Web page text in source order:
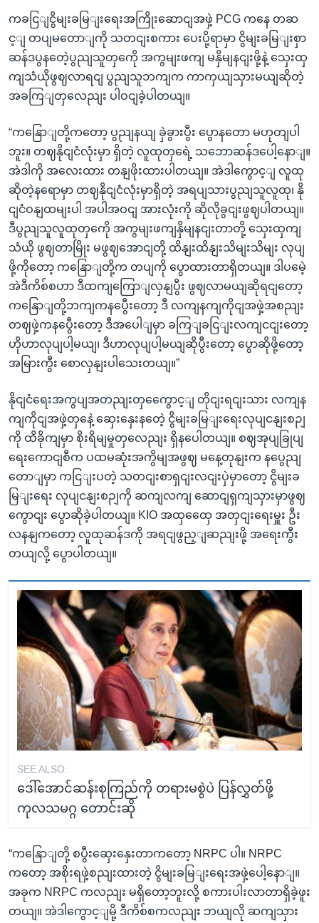
ကခငြျငွိမျးခမြျးရေးအကြိုးဆောငျအဖှဲ့ PCG ကနေ တဆ
င့ျ တပျမတောျကို သတငျးစကား ပေးပို့ရာမှာ ငွိမျးခမြျးစှာ
ဆန်ဒပွနတေဲ့ပွညျသူတှကေို အကွမျးဖကျ မနှိမျနငျးဖို့နဲ့ သှေးထှ
ကျသံယိုဖွဈလာရငျ ပွညျသူဘကျက ကာကှယျသှားမယျဆိုတဲ့
အခကြျတှလေညျး ပါဝငျခဲ့ပါတယျ။
“ကနြောျတို့ကတော့ ပွညျနယျ ခှဲခွားပွီး ပွောနတော မဟုတျပါ
ဘူး။ တဈနိုငျငံလုံးမှာ ရှိတဲ့ လူထုတှရေဲ့ သဘောဆန်ဒပေါ့နောျ။
အဲဒါကို အလေးထား တနျဖိုးထားပါတယျ။ အဲဒါကွောင့ျ လူထု
ဆိုတဲ့နရောမှာ တဈနိုငျငံလုံးမှာရှိတဲ့ အရပျသားပွညျသူလူထု၊ နို
ငျငံဝနျထမျးပါ အပါအဝငျ အားလုံးကို ဆိုလိုခွငျးဖွဈပါတယျ။
ဒီပွညျသူလူထုတှကေို အကွမျးဖကျနှိမျနငျးတာတို့ သှေးထှကျ
သံယို ဖွဈတာမြိုး မဖွဈအောငျတို့ ထိနျးထိနျးသိမျးသိမျး လုပျ
ဖို့ကိုတော့ ကနြောျတို့က တပျကို ပွောထားတာရှိတယျ။ ဒါပမေဲ့
အဲဒီကိစ်စဟာ ဒီထကျကြောျလှနျပွီး ဖွဈလာမယျဆိုရငျတော့
ကနြောျတို့ဘကျကနပွေီးတော့ ဒီ လကျနကျကိုငျအဖှဲ့အစညျး
တဈဖှဲ့ကနပွေီးတော့ ဒီအပေါျမှာ ခကြျခငြျးလကျငငျးတော့
ဟိုဟာလုပျပါ့မယျ၊ ဒီဟာလုပျပါ့မယျဆိုပွီးတော့ ပွောဆိုဖို့တော့
အမြားကွီး စောလှနျးပါသေးတယျ။”
နိုငျငံရေးအကွပျအတညျးတှကွေောင့ျ တိုငျးရငျးသား လကျန
ကျကိုငျအဖှဲ့တှနေဲ့ ဆှေးနှေးနတေဲ့ ငွိမျးခမြျးရေးလုပျငနျးစဉျ
ကို ထိခိုကျမှာ စိုးရိမျမှုတှလေညျး ရှိနပေါတယျ။ စဈအုပျခြုပျ
ရေးကောငျစီက ပထမဆုံးအကွိမျအဖွဈ မနေ့တုနျးက နပွေညျ
တောျမှာ ကငြျးပတဲ့ သတငျးစာရှငျးလငျးပှဲမှာတော့ ငွိမျးခ
မြျးရေး လုပျငနျးစဉျကို ဆကျလကျ ဆောငျရှကျသှားမှာဖွဈ
ကွောငျး ပွောဆိုခဲ့ပါတယျ။ KIO အထှထှေေ အတှငျးရေးမှူး ဦး
လနနျကတော့ လူထုဆန်ဒကို အရငျဖွည့ျဆညျးဖို့ အရေးကွီး
တယျလို့ ပွောပါတယျ။
SEE ALSO:
ဒေါ်အောင်ဆန်းစုကြည်ကို တရားမစွဲပဲ ပြန်လွှတ်ဖို့
ကုလသမဂ္ဂ တောင်းဆို
“ကနြောျတို့ စပွီးဆှေးနှေးတာကတော့ NRPC ပါ။ NRPC
ကတော့ အစိုးရဖှဲ့စညျးထားတဲ့ ငွိမျးခမြျးရေးအဖှဲ့ပေါ့နောျ။
အခုက NRPC ကလညျး မရှိတော့ဘူးလို့ စကားပါးလာတာရှိခဲ့ဖူး
တယျ။ အဲဒါကွောင့ျမို့ ဒီကိစ်စကလညျး ဘယျလို ဆကျသှား